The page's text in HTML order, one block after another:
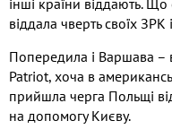
віддала чверть своїх
Попередила і Варшава –
Patriot, хоча в
прийшла черга Польщі
на допомогу Києву.